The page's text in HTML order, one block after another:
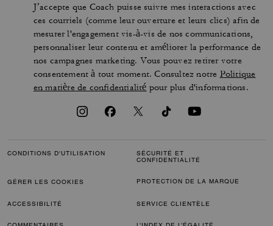
J’accepte que Coach puisse suivre mes interactions avec
ces courriels (comme leur ouverture et leurs clics) afin de
mesurer l'engagement vis-à-vis de nos communications,
personnaliser leur contenu et améliorer la performance de
nos campagnes marketing. Vous pouvez retirer votre
consentement à tout moment. Consultez notre Politique
en matière de confidentialité pour plus d'informations.
CONDITIONS D'UTILISATION
SÉCURITÉ ET
CONFIDENTIALITÉ
GÉRER LES COOKIES PROTECTION DE LA MARQUE
ACCESSIBILITÉ SERVICE CLIENTÈLE